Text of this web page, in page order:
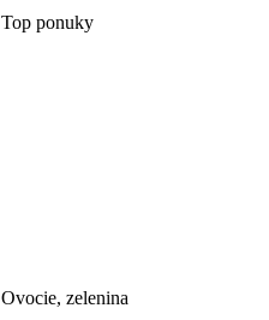
Top ponuky
Ovocie, zelenina